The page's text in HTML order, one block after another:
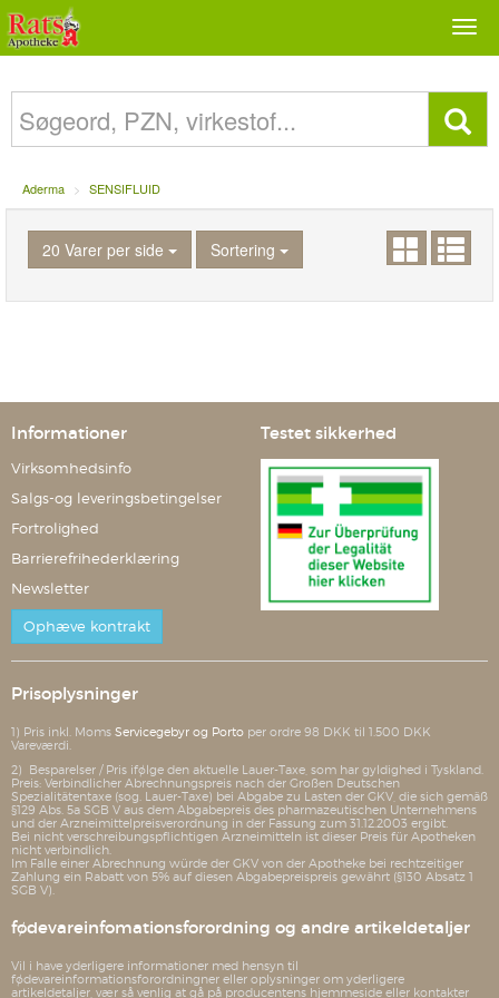
Aderma SENSIFLUID
20 Varer per side Sortering
Informationer
Virksomhedsinfo
Salgs-og leveringsbetingelser
Fortrolighed
Barrierefrihederklæring
Newsletter
Ophæve kontrakt
Testet sikkerhed
Prisoplysninger
1) Pris inkl. Moms Servicegebyr og Porto per ordre 98 DKK til 1.500 DKK
Vareværdi.
2) Besparelser / Pris ifølge den aktuelle Lauer-Taxe, som har gyldighed i Tyskland.
Preis: Verbindlicher Abrechnungspreis nach der Großen Deutschen
Spezialitätentaxe (sog. Lauer-Taxe) bei Abgabe zu Lasten der GKV, die sich gemäß
§129 Abs. 5a SGB V aus dem Abgabepreis des pharmazeutischen Unternehmens
und der Arzneimittelpreisverordnung in der Fassung zum 31.12.2003 ergibt.
Bei nicht verschreibungspflichtigen Arzneimitteln ist dieser Preis für Apotheken
nicht verbindlich.
Im Falle einer Abrechnung würde der GKV von der Apotheke bei rechtzeitiger
Zahlung ein Rabatt von 5% auf diesen Abgabepreispreis gewährt (§130 Absatz 1
SGB V).
fødevareinfomationsforordning og andre artikeldetaljer
Vil i have yderligere informationer med hensyn til
fødevareinformationsforordningner eller oplysninger om yderligere
artikeldetaljer, vær så venlig at gå på producentens hjemmeside eller kontakter